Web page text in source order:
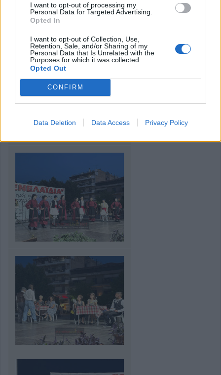
I want to opt-out of processing my
Personal Data for Targeted Advertising.
Opted In
I want to opt-out of Collection, Use,
Retention, Sale, and/or Sharing of my
Personal Data that Is Unrelated with the
Purposes for which it was collected.
Opted Out
CONFIRM
Data Deletion Data Access Privacy Policy